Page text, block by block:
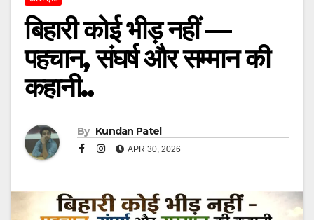
बिहारी कोई भीड़ नहीं —
पहचान, संघर्ष और सम्मान की
कहानी..
By Kundan Patel
APR 30, 2026